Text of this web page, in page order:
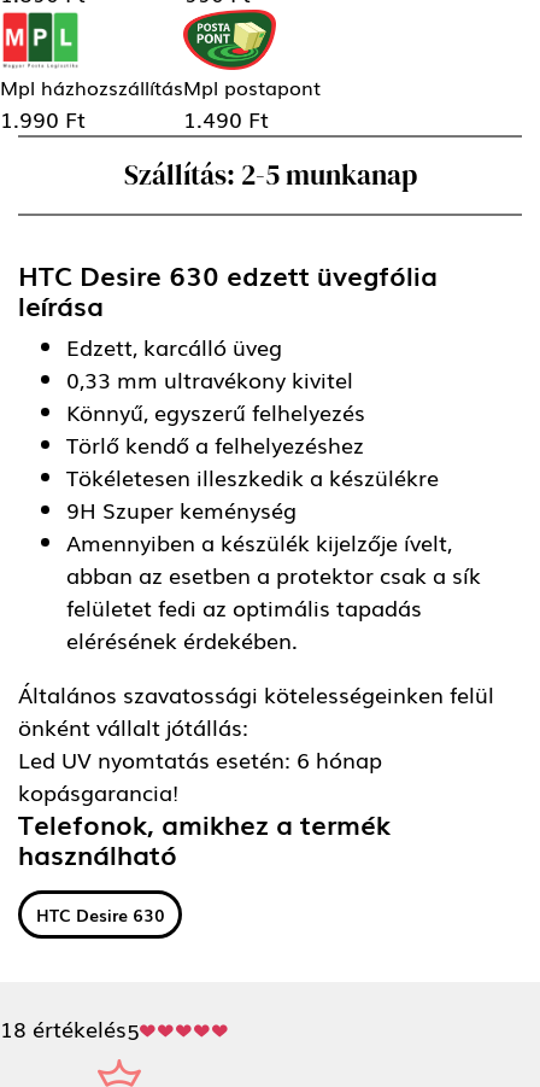
Mpl házhozszállítás
1.990 Ft
Mpl postapont
1.490 Ft
Szállítás: 2-5 munkanap
HTC Desire 630 edzett üvegfólia
leírása
Edzett, karcálló üveg
0,33 mm ultravékony kivitel
Könnyű, egyszerű felhelyezés
Törlő kendő a felhelyezéshez
Tökéletesen illeszkedik a készülékre
9H Szuper keménység
Amennyiben a készülék kijelzője ívelt,
abban az esetben a protektor csak a sík
felületet fedi az optimális tapadás
elérésének érdekében.
Általános szavatossági kötelességeinken felül
önként vállalt jótállás:
Led UV nyomtatás esetén: 6 hónap
kopásgarancia!
Telefonok, amikhez a termék
használható
HTC Desire 630
18 értékelés5